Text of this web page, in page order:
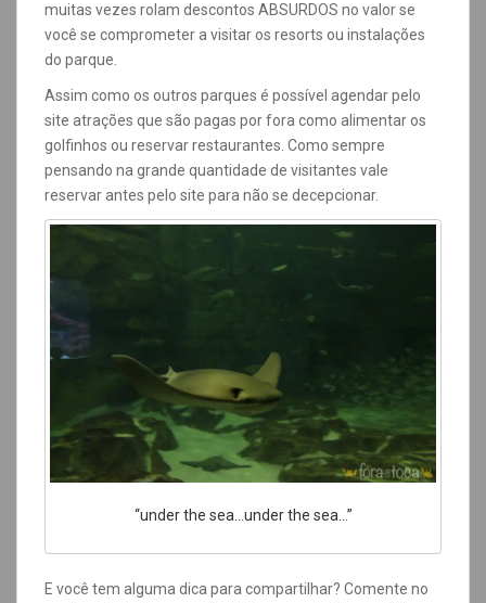
muitas vezes rolam descontos ABSURDOS no valor se
você se comprometer a visitar os resorts ou instalações
do parque.
Assim como os outros parques é possível agendar pelo
site atrações que são pagas por fora como alimentar os
golfinhos ou reservar restaurantes. Como sempre
pensando na grande quantidade de visitantes vale
reservar antes pelo site para não se decepcionar.
“under the sea…under the sea…”
E você tem alguma dica para compartilhar? Comente no